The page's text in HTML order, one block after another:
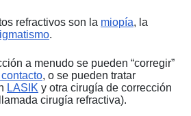
refractivos son la miopía, la
.
a menudo se pueden “corregir”
, o se pueden tratar
LASIK y otra cirugía de corrección
cirugía refractiva).